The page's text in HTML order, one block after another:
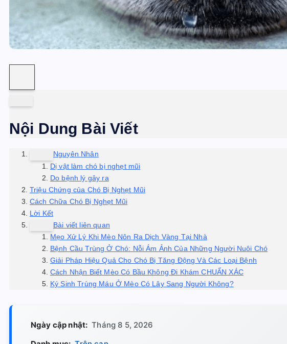
Nội Dung Bài Viết
Nguyên Nhân
Dị vật làm chó bị nghẹt mũi
Do bệnh lý gây ra
Triệu Chứng của Chó Bị Nghẹt Mũi
Cách Chữa Chó Bị Nghẹt Mũi
Lời Kết
Bài viết liên quan
Mẹo Xử Lý Khi Mèo Nôn Ra Dịch Vàng Tại Nhà
Bệnh Cầu Trùng Ở Chó: Nỗi Ám Ảnh Của Những Người Nuôi Chó
Giải Pháp Hiệu Quả Cho Chó Bị Tăng Động Và Các Loại Bệnh
Cách Nhận Biết Mèo Có Bầu Không Đi Khám CHUẨN XÁC
Ký Sinh Trùng Máu Ở Mèo Có Lây Sang Người Không?
Ngày cập nhật: Tháng 8 5, 2026